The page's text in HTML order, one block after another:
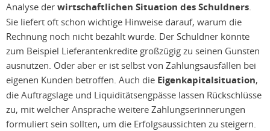
Analyse der wirtschaftlichen Situation des Schuldners.
Sie liefert oft schon wichtige Hinweise darauf, warum die
Rechnung noch nicht bezahlt wurde. Der Schuldner könnte
zum Beispiel Lieferantenkredite großzügig zu seinen Gunsten
ausnutzen. Oder aber er ist selbst von Zahlungsausfällen bei
eigenen Kunden betroffen. Auch die Eigenkapitalsituation,
die Auftragslage und Liquiditätsengpässe lassen Rückschlüsse
zu, mit welcher Ansprache weitere Zahlungserinnerungen
formuliert sein sollten, um die Erfolgsaussichten zu steigern.